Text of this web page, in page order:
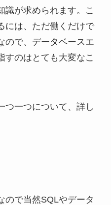
識が求められます。こ
には、ただ働くだけで
ので、データベースエ
すのはとても大変なこ
つ一つについて、詳し
ので当然SQLやデータ